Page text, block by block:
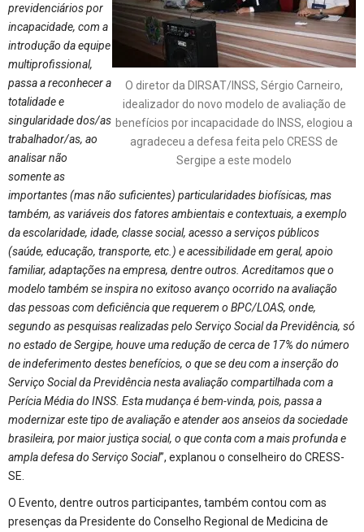
O diretor da DIRSAT/INSS, Sérgio Carneiro,
idealizador do novo modelo de avaliação de
benefícios por incapacidade do INSS, elogiou a
agradeceu a defesa feita pelo CRESS de
Sergipe a este modelo
previdenciários por
incapacidade, com a
introdução da equipe
multiprofissional,
passa a reconhecer a
totalidade e
singularidade dos/as
trabalhador/as, ao
analisar não
somente as
importantes (mas não suficientes) particularidades biofísicas, mas
também, as variáveis dos fatores ambientais e contextuais, a exemplo
da escolaridade, idade, classe social, acesso a serviços públicos
(saúde, educação, transporte, etc.) e acessibilidade em geral, apoio
familiar, adaptações na empresa, dentre outros. Acreditamos que o
modelo também se inspira no exitoso avanço ocorrido na avaliação
das pessoas com deficiência que requerem o BPC/LOAS, onde,
segundo as pesquisas realizadas pelo Serviço Social da Previdência, só
no estado de Sergipe, houve uma redução de cerca de 17% do número
de indeferimento destes benefícios, o que se deu com a inserção do
Serviço Social da Previdência nesta avaliação compartilhada com a
Perícia Média do INSS. Esta mudança é bem-vinda, pois, passa a
modernizar este tipo de avaliação e atender aos anseios da sociedade
brasileira, por maior justiça social, o que conta com a mais profunda e
ampla defesa do Serviço Social”, explanou o conselheiro do CRESS-
SE.
O Evento, dentre outros participantes, também contou com as
presenças da Presidente do Conselho Regional de Medicina de